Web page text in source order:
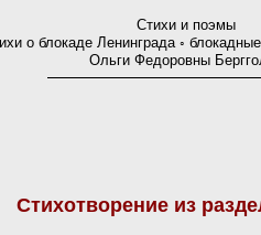
Стихи и поэмы
о блокаде Ленинграда ◦
Ольги Федоровны
Стихотворение из